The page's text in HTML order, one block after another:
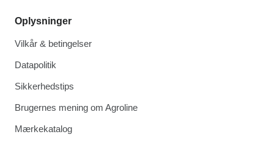
Oplysninger
Vilkår & betingelser
Datapolitik
Sikkerhedstips
Brugernes mening om Agroline
Mærkekatalog